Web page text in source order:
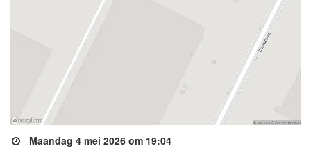
Maandag 4 mei 2026 om 19:04